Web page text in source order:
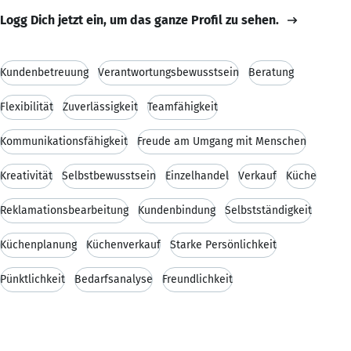
Logg Dich jetzt ein, um das ganze Profil zu sehen.
Kundenbetreuung Verantwortungsbewusstsein Beratung
Flexibilität Zuverlässigkeit Teamfähigkeit
Kommunikationsfähigkeit Freude am Umgang mit Menschen
Kreativität Selbstbewusstsein Einzelhandel Verkauf Küche
Reklamationsbearbeitung Kundenbindung Selbstständigkeit
Küchenplanung Küchenverkauf Starke Persönlichkeit
Pünktlichkeit Bedarfsanalyse Freundlichkeit